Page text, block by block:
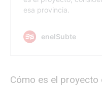
Cómo es el proyecto